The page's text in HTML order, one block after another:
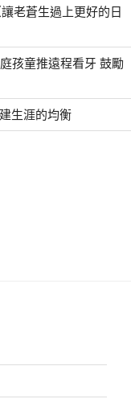
老蒼生過上更好的日
孩童推遠程看牙 鼓勵
生涯的均衡